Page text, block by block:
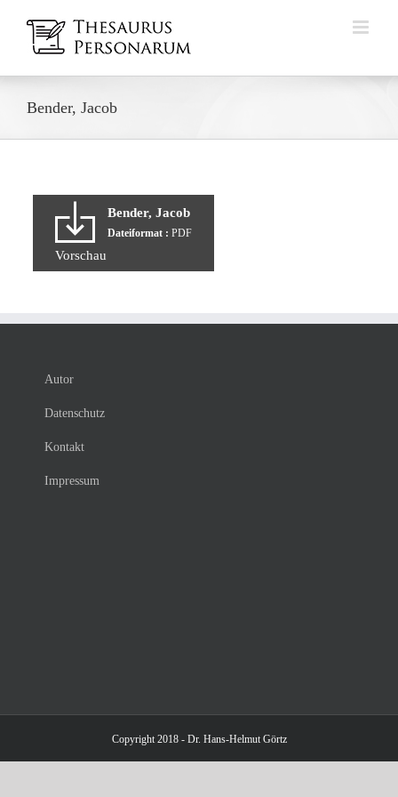
Inhalt
springen
Bender, Jacob
Bender, Jacob
Dateiformat : PDF
Vorschau
Autor
Datenschutz
Kontakt
Impressum
Copyright 2018 - Dr. Hans-Helmut Görtz